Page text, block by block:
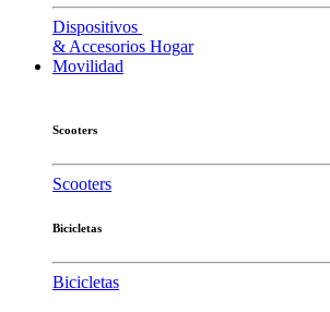
Dispositivos
& Accesorios Hogar
Movilidad
Scooters
Scooters
Bicicletas
Bicicletas